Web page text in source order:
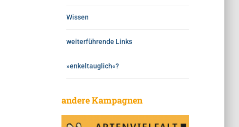
Wissen
weiterführende Links
»enkeltauglich«?
andere Kampagnen